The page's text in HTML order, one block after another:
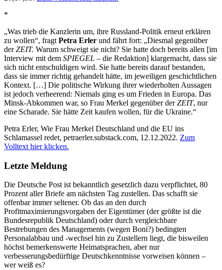
*
„Was trieb die Kanzlerin um, ihre Russland-Politik erneut erklären
zu wollen“, fragt Petra Erler und fährt fort: „Diesmal gegenüber
derZEIT. Warum schweigt sie nicht? Sie hatte doch bereits allen [im
Interview mit dem SPIEGEL – die Redaktion] klargemacht, dass sie
sich nicht entschuldigen wird. Sie hatte bereits darauf bestanden,
dass sie immer richtig gehandelt hätte, im jeweiligen geschichtlichen
Kontext. […] Die politische Wirkung ihrer wiederholten Aussagen
ist jedoch verheerend: Niemals ging es um Frieden in Europa. Das
Minsk-Abkommen war, so Frau Merkel gegenüber derZEIT, nur
eine Scharade. Sie hätte Zeit kaufen wollen, für die Ukraine.“
Petra Erler, Wie Frau Merkel Deutschland und die EU ins
Schlamassel redet, petraerler.substack.com, 12.12.2022. Zum
Volltext hier klicken.
Letzte Meldung
Die Deutsche Post ist bekanntlich gesetzlich dazu verpflichtet, 80
Prozent aller Briefe am nächsten Tag zustellen. Das schafft sie
offenbar immer seltener. Ob das an den durch
Profitmaximierungsvorgaben der Eigentümer (der größte ist die
Bundesrepublik Deutschland) oder durch vergleichbare
Bestrebungen des Managements (wegen Boni?) bedingten
Personalabbau und -wechsel hin zu Zustellern liegt, die bisweilen
höchst bemerkenswerte Heimatsprachen, aber nur
verbesserungsbedürftige Deutschkenntnisse vorweisen können –
wer weiß es?